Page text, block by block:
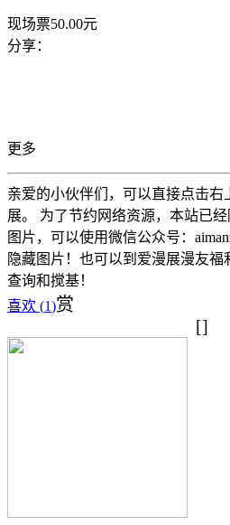
现场票50.00元
分享：
更多
亲爱的小伙伴们，可以直接点击右
展。 为了节约网络资源，本站已
图片，可以使用微信公众号：
隐藏图片！也可以到爱漫展漫友福
查询和搅基！
喜欢 (1)赏
[]